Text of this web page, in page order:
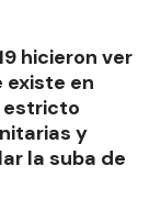
hicieron ver
existe en
estricto
y
la suba de